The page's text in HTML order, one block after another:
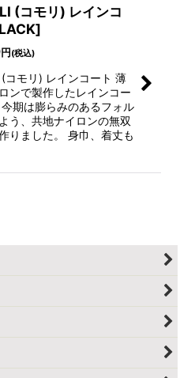
(コモリ) レインコ
円 (税込)
コモリ) レインコート 薄
ンで製作したレインコー
今期は膨らみのあるフォル
う、共地ナイロンの無双
りました。 身巾、着丈も